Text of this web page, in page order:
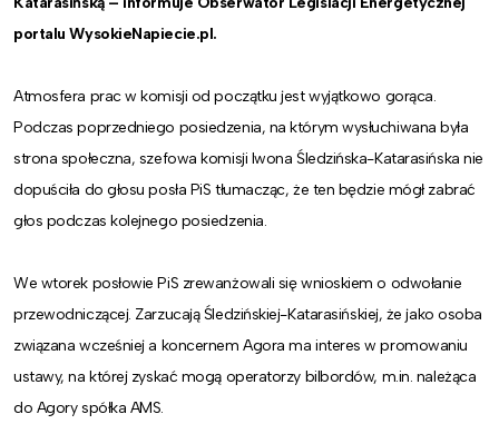
portalu WysokieNapiecie.pl.
Atmosfera prac w komisji od początku jest wyjątkowo gorąca.
Podczas poprzedniego posiedzenia, na którym wysłuchiwana była
strona społeczna, szefowa komisji Iwona Śledzińska-Katarasińska nie
dopuściła do głosu posła PiS tłumacząc, że ten będzie mógł zabrać
głos podczas kolejnego posiedzenia.
We wtorek posłowie PiS zrewanżowali się wnioskiem o odwołanie
przewodniczącej. Zarzucają Śledzińskiej-Katarasińskiej, że jako osoba
związana wcześniej a koncernem Agora ma interes w promowaniu
ustawy, na której zyskać mogą operatorzy bilbordów, m.in. należąca
do Agory spółka AMS.